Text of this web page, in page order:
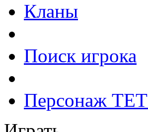
Кланы
Поиск игрока
Персонаж